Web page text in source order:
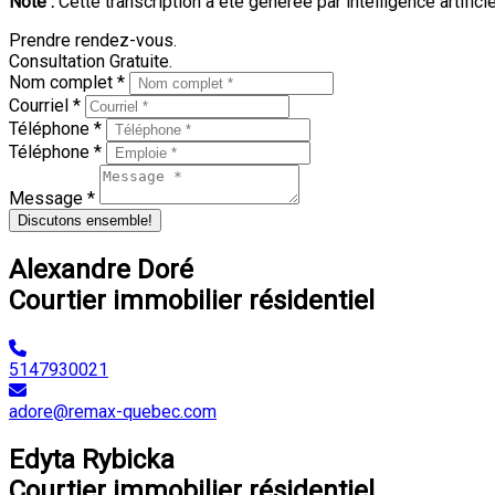
Prendre rendez-vous.
Consultation Gratuite.
Nom complet *
Courriel *
Téléphone *
Téléphone *
Message *
Discutons ensemble!
Alexandre Doré
Courtier immobilier résidentiel
5147930021
adore@remax-quebec.com
Edyta Rybicka